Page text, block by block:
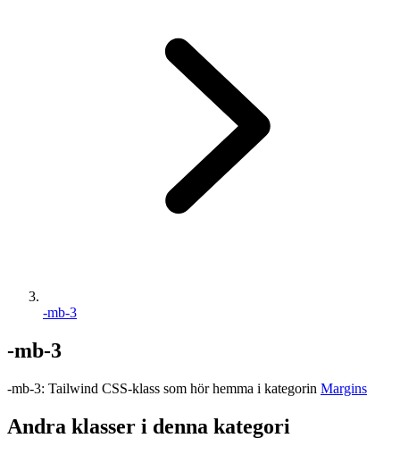
-mb-3
-mb-3
-mb-3: Tailwind CSS-klass som hör hemma i kategorin Margins
Andra klasser i denna kategori